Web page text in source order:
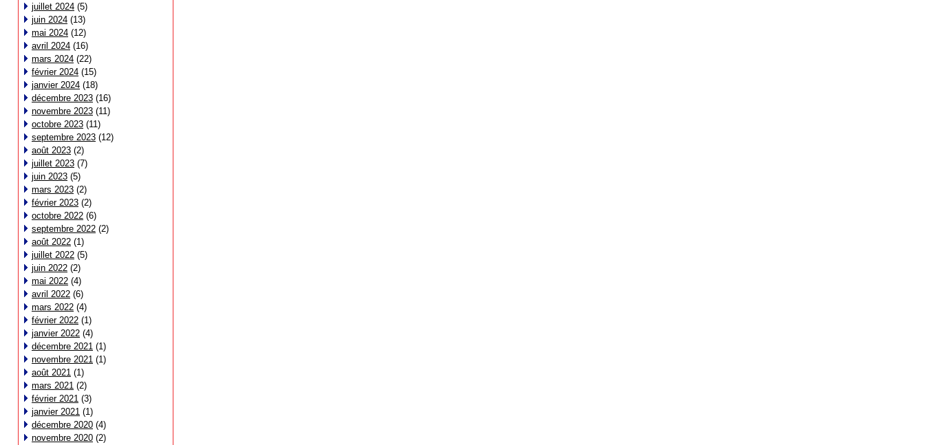
juillet 2024 (5)
juin 2024 (13)
mai 2024 (12)
avril 2024 (16)
mars 2024 (22)
février 2024 (15)
janvier 2024 (18)
décembre 2023 (16)
novembre 2023 (11)
octobre 2023 (11)
septembre 2023 (12)
août 2023 (2)
juillet 2023 (7)
juin 2023 (5)
mars 2023 (2)
février 2023 (2)
octobre 2022 (6)
septembre 2022 (2)
août 2022 (1)
juillet 2022 (5)
juin 2022 (2)
mai 2022 (4)
avril 2022 (6)
mars 2022 (4)
février 2022 (1)
janvier 2022 (4)
décembre 2021 (1)
novembre 2021 (1)
août 2021 (1)
mars 2021 (2)
février 2021 (3)
janvier 2021 (1)
décembre 2020 (4)
novembre 2020 (2)